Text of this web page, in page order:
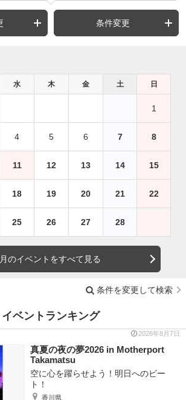
条件変更
水 木 金 土 日
1
4 5 6 7 8
11 12 13 14 15
18 19 20 21 22
25 26 27 28
のイベントをすべて見る
条件を変更して検索
イベントランキング
2026年8月7日
真夏の夜の夢2026 in Motherport
Takamatsu
空に心を躍らせよう！明日へのビー
ト！
香川県